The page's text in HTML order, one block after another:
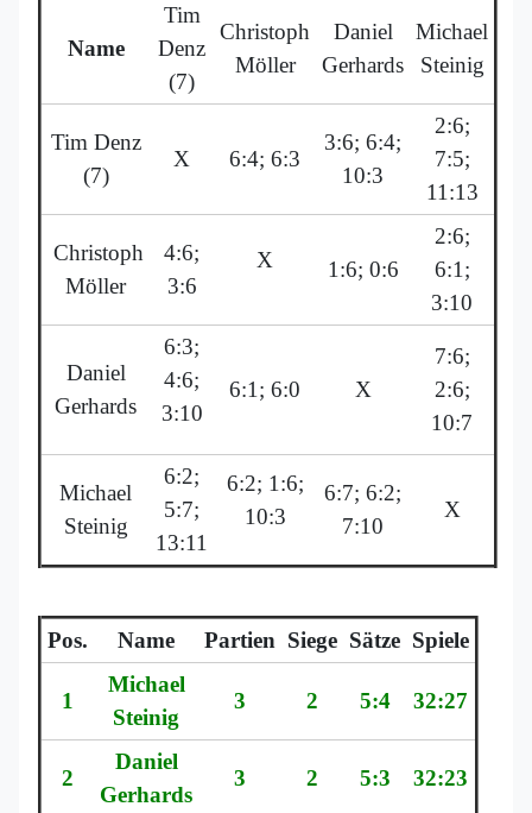
Name
Tim
Denz
(7)
Christoph
Möller
Daniel
Gerhards
Michael
Steinig
Tim Denz
(7)
X 6:4; 6:3
3:6; 6:4;
10:3
2:6;
7:5;
11:13
Christoph
Möller
4:6;
3:6
X 1:6; 0:6
2:6;
6:1;
3:10
Daniel
Gerhards
6:3;
4:6;
3:10
6:1; 6:0 X
7:6;
2:6;
10:7
Michael
Steinig
6:2;
5:7;
13:11
6:2; 1:6;
10:3
6:7; 6:2;
7:10
X
Pos. Name Partien Siege Sätze Spiele
1
Michael
Steinig
3 2 5:4 32:27
2
Daniel
Gerhards
3 2 5:3 32:23